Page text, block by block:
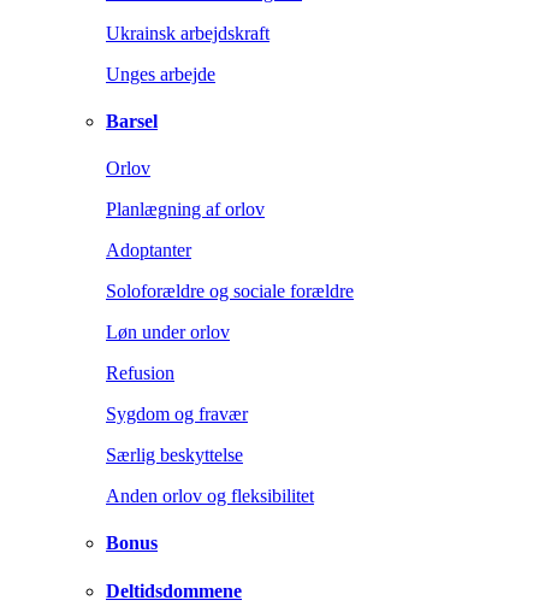
Ukrainsk arbejdskraft
Unges arbejde
Barsel
Orlov
Planlægning af orlov
Adoptanter
Soloforældre og sociale forældre
Løn under orlov
Refusion
Sygdom og fravær
Særlig beskyttelse
Anden orlov og fleksibilitet
Bonus
Deltidsdommene